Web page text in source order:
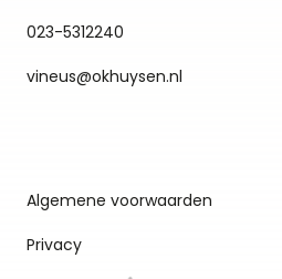
023-5312240
vineus@okhuysen.nl
Algemene voorwaarden
Privacy